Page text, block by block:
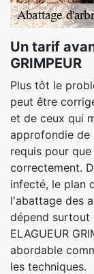
Un tarif
GRIMPEUR
Plus tôt le
peut être
et de ceux qui
approfondie de
requis pour
correctement.
infecté, le plan
l'abattage des
dépend surtout
ELAGUEUR
abordable
les techniques.